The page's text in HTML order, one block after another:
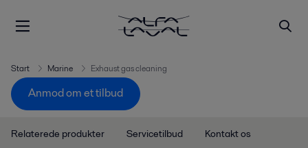
Start Marine Exhaust gas cleaning
Anmod om et tilbud
Relaterede produkter Servicetilbud Kontakt os